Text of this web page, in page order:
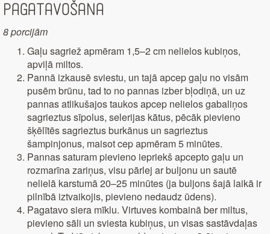
Pagatavošana
8 porcijām
Gaļu sagriež apmēram 1,5–2 cm nelielos kubiņos,
apviļā miltos.
Pannā izkausē sviestu, un tajā apcep gaļu no visām
pusēm brūnu, tad to no pannas izber bļodiņā, un uz
pannas atlikušajos taukos apcep nelielos gabaliņos
sagrieztus sīpolus, selerijas kātus, pēcāk pievieno
šķēlītēs sagrieztus burkānus un sagrieztus
šampinjonus, maisot cep apmēram 5 minūtes.
Pannas saturam pievieno iepriekš apcepto gaļu un
rozmarīna zariņus, visu pārlej ar buljonu un sautē
nelielā karstumā 20–25 minūtes (ja buljons šajā laikā ir
pilnībā iztvaikojis, pievieno nedaudz ūdens).
Pagatavo siera mīklu. Virtuves kombainā ber miltus,
pievieno sāli un sviesta kubiņus, un visas sastāvdaļas